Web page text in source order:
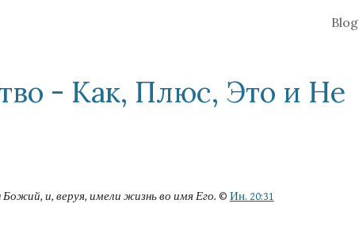
Blog
- Kак, Плюс, Это и Не
и, веруя, имели жизнь во имя Его. © Ин. 20:31